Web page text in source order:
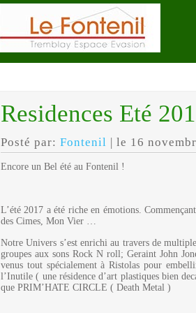
Residences Eté
Posté par: Fontenil | le 16
Encore un Bel été au Fontenil !
L’été 2017 a été riche en émotions.
des Cimes, Mon Vier …
Notre Univers s’est enrichi au travers de
groupes aux sons Rock N roll; Geraint John
venus tout spécialement à Ristolas pour
l’Inutile ( une résidence d’art plastiques bien
que PRIM’HATE CIRCLE ( Death Metal )